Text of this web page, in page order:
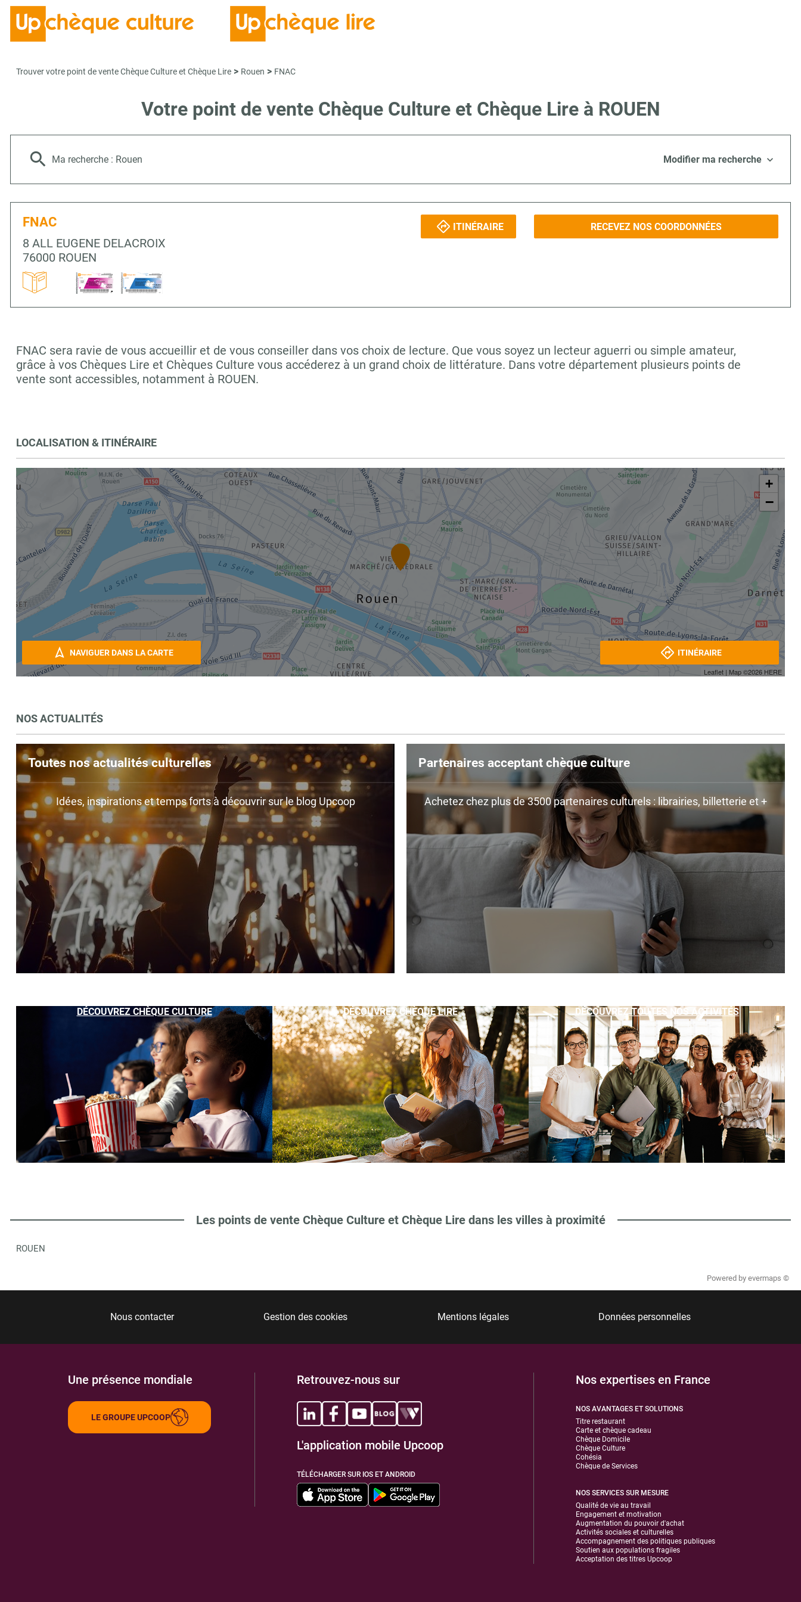
Trouver votre point de vente Chèque Culture et Chèque Lire > Rouen > FNAC
Votre point de vente Chèque Culture et Chèque Lire à ROUEN
Ma recherche : Rouen Modifier ma recherche
FNAC
8 ALL EUGENE DELACROIX
76000 ROUEN
ITINÉRAIRE RECEVEZ NOS COORDONNÉES
FNAC sera ravie de vous accueillir et de vous conseiller dans vos choix de lecture. Que vous soyez un lecteur aguerri ou simple amateur,
grâce à vos Chèques Lire et Chèques Culture vous accéderez à un grand choix de littérature. Dans votre département plusieurs points de
vente sont accessibles, notamment à ROUEN.
LOCALISATION & ITINÉRAIRE
+
−
Leaflet | Map ©2026 HERE
NAVIGUER DANS LA CARTE ITINÉRAIRE
NOS ACTUALITÉS
Toutes nos actualités culturelles
Idées, inspirations et temps forts à découvrir sur le blog Upcoop
Partenaires acceptant chèque culture
Achetez chez plus de 3500 partenaires culturels : librairies, billetterie et +
DÉCOUVREZ CHÈQUE CULTURE DÉCOUVREZ CHÈQUE LIRE DÉCOUVREZ TOUTES NOS ACTIVITÉS
Les points de vente Chèque Culture et Chèque Lire dans les villes à proximité
ROUEN
Powered by evermaps ©
Nous contacter Gestion des cookies Mentions légales Données personnelles
Une présence mondiale
LE GROUPE UPCOOP
Retrouvez-nous sur
L'application mobile Upcoop
TÉLÉCHARGER SUR IOS ET ANDROID
Nos expertises en France
NOS AVANTAGES ET SOLUTIONS
Titre restaurant
Carte et chèque cadeau
Chèque Domicile
Chèque Culture
Cohésia
Chèque de Services
NOS SERVICES SUR MESURE
Qualité de vie au travail
Engagement et motivation
Augmentation du pouvoir d'achat
Activités sociales et culturelles
Accompagnement des politiques publiques
Soutien aux populations fragiles
Acceptation des titres Upcoop